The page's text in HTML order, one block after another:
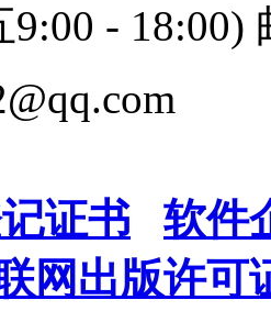
- 18:00)
证书
软件
网出版许可